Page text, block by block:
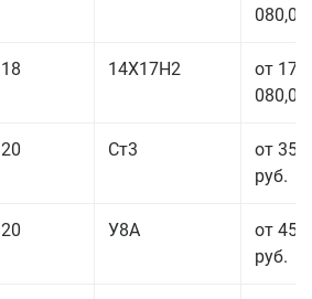
080,00
18 14Х17Н2
от 175
080,00
20 Ст3
от 35
руб.
20 У8А
от 45
руб.